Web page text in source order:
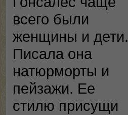
всего были
женщины и дети.
Писала она
натюрморты и
пейзажи. Ее
стилю присущи